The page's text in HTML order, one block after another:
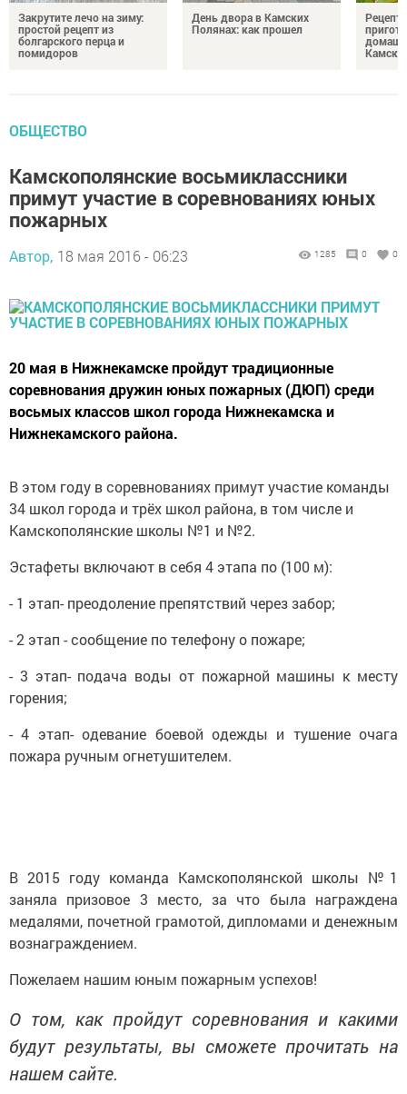
Закрутите лечо на зиму:
простой рецепт из
болгарского перца и
помидоров
День двора в Камских
Полянах: как прошел
ОБЩЕСТВО
Камскополянские восьмиклассники
примут участие в соревнованиях юных
пожарных
Автор, 18 мая 2016 - 06:23 1285 0 0
20 мая в Нижнекамске пройдут традиционные
соревнования дружин юных пожарных (ДЮП) среди
восьмых классов школ города Нижнекамска и
Нижнекамского района.
В этом году в соревнованиях примут участие команды
34 школ города и трёх школ района, в том числе и
Камскополянские школы №1 и №2.
Эстафеты включают в себя 4 этапа по (100 м):
- 1 этап- преодоление препятствий через забор;
- 2 этап - сообщение по телефону о пожаре;
- 3 этап- подача воды от пожарной машины к месту
горения;
- 4 этап- одевание боевой одежды и тушение очага
пожара ручным огнетушителем.
В 2015 году команда Камскополянской школы №1
заняла призовое 3 место, за что была награждена
медалями, почетной грамотой, дипломами и денежным
вознаграждением.
Пожелаем нашим юным пожарным успехов!
О том, как пройдут соревнования и какими
будут результаты, вы сможете прочитать на
нашем сайте.